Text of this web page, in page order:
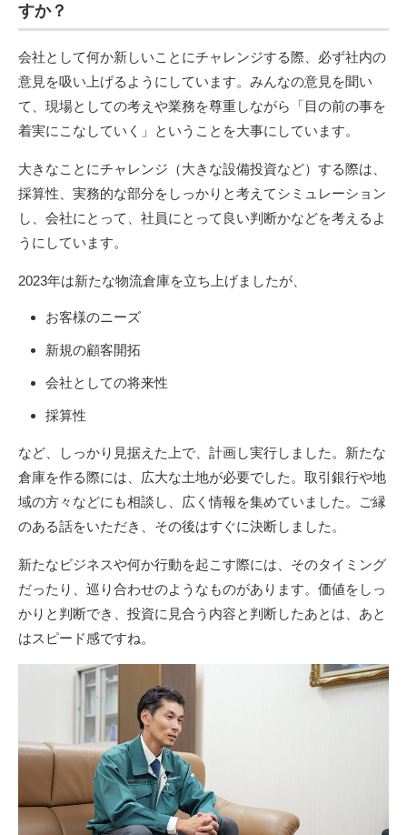
すか？
会社として何か新しいことにチャレンジする際、必ず社内の
意見を吸い上げるようにしています。みんなの意見を聞い
て、現場としての考えや業務を尊重しながら「目の前の事を
着実にこなしていく」ということを大事にしています。
大きなことにチャレンジ（大きな設備投資など）する際は、
採算性、実務的な部分をしっかりと考えてシミュレーション
し、会社にとって、社員にとって良い判断かなどを考えるよ
うにしています。
2023年は新たな物流倉庫を立ち上げましたが、
お客様のニーズ
新規の顧客開拓
会社としての将来性
採算性
など、しっかり見据えた上で、計画し実行しました。新たな
倉庫を作る際には、広大な土地が必要でした。取引銀行や地
域の方々などにも相談し、広く情報を集めていました。ご縁
のある話をいただき、その後はすぐに決断しました。
新たなビジネスや何か行動を起こす際には、そのタイミング
だったり、巡り合わせのようなものがあります。価値をしっ
かりと判断でき、投資に見合う内容と判断したあとは、あと
はスピード感ですね。